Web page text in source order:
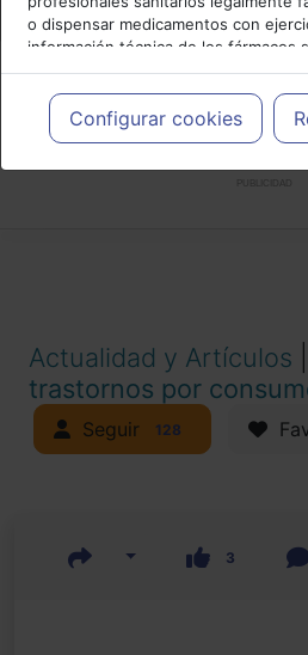
o dispensar medicamentos con
información técnica de los fármacos
meramente informativo, siendo
profesionales facultados prescribir
cada caso concreto, el tratamiento
necesidades del paciente.
Configurar cookies
Actualidad y Artículos
trastornos por
Seguir 128
3